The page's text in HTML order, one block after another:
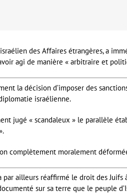
des Affaires étrangères, a
agi de manière « arbitraire et
la décision d’imposer des
israélienne.
jugé « scandaleux » le parallèle
complètement moralement
ailleurs réaffirmé le droit des Juifs
sur sa terre que le peuple